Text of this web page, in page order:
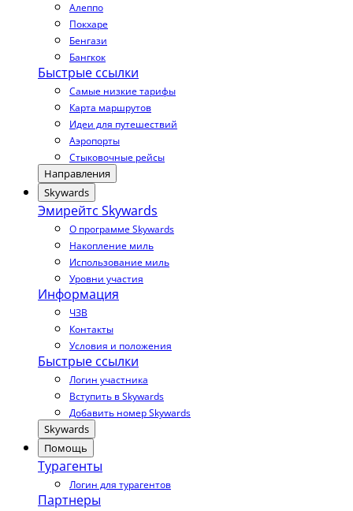
Алеппо
Покхаре
Бенгази
Бангкок
Быстрые ссылки
Самые низкие тарифы
Карта маршрутов
Идеи для путешествий
Аэропорты
Стыковочные рейсы
Направления
Skywards
Эмирейтс Skywards
О программе Skywards
Накопление миль
Использование миль
Уровни участия
Информация
ЧЗВ
Контакты
Условия и положения
Быстрые ссылки
Логин участника
Вступить в Skywards
Добавить номер Skywards
Skywards
Помощь
Турагенты
Логин для турагентов
Партнеры